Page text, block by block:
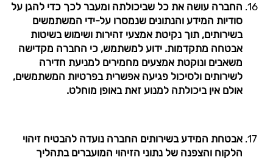
החברה עושה את כל שביכולתה ומעבר לכך כדי להגן על
סודיות המידע והנתונים שנמסרו על-ידי המשתמשים
בשירותים, תוך נקיטת אמצעי זהירות ושימוש בשיטות
אבטחה מתקדמות. ידוע למשתמש, כי החברה מקדישה
משאבים ונוקטת אמצעים מחמירים למניעת חדירה
לשירותים ולסיכול פגיעה אפשרית בפרטיות המשתמשים,
אולם אין ביכולתה למנוע זאת באופן מוחלט.
אבטחת המידע בשירותים החברה נועדה להבטיח זיהוי
הלקוח והצפנה של נתוני הזיהוי המועברים בתהליך